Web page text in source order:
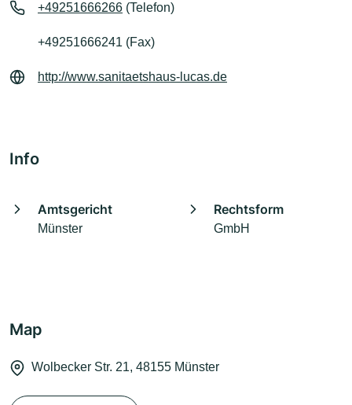
+49251666266 (Telefon)
+49251666241 (Fax)
http://www.sanitaetshaus-lucas.de
Info
Amtsgericht
Münster
Rechtsform
GmbH
Map
Wolbecker Str. 21, 48155 Münster